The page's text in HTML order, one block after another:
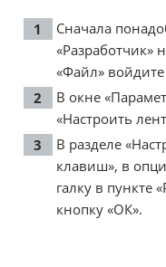
Сначала
«Разработчик»
«Файл»
В окне
«Настроить
В разделе
клавиш», в
галку в пункте
кнопку «ОК».